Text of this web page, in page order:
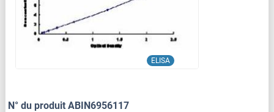
ELISA
N° du produit ABIN6956117